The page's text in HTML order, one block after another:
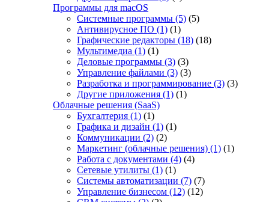
Программы для macOS
Системные программы (5) (5)
Антивирусное ПО (1) (1)
Графические редакторы (18) (18)
Мультимедиа (1) (1)
Деловые программы (3) (3)
Управление файлами (3) (3)
Разработка и программирование (3) (3)
Другие приложения (1) (1)
Облачные решения (SaaS)
Бухгалтерия (1) (1)
Графика и дизайн (1) (1)
Коммуникации (2) (2)
Маркетинг (облачные решения) (1) (1)
Работа с документами (4) (4)
Сетевые утилиты (1) (1)
Системы автоматизации (7) (7)
Управление бизнесом (12) (12)